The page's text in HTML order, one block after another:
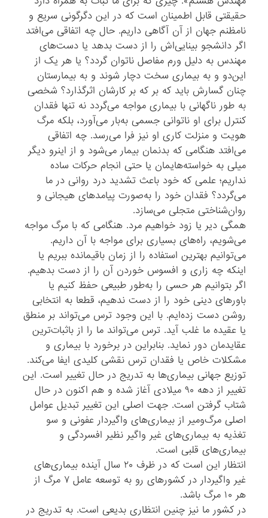
حقیقتی قابل اطمینان است که در این دگرگونی سریع و
نامظنم جهان از آن آگاهی داریم. حال چه اتفاقی می‌افتد
اگر دانشجو بینایی‌اش را از دست بدهد یا دست‌های
مهندس به دلیل ورم مفاصل ناتوان گردد؟ یا هر یک از
این‌دو و به بیماری سخت دچار شوند و به بیمارستان
چنان گسارش باید که بر که بر کارشان اثرگذارد؟ شخصی
به طور ناگهانی با بیماری مواجه می‌گردد نه تنها فقدان
کنترل برای او ناتوانی جسمی به‌بار می‌آورد، بلکه مرگ
هویت و منزلت کاری او نیز فرا می‌رسد. چه اتفاقی
می‌افتد هنگامی که بدنمان بیمار می‌شود و از اینرو دیگر
میلی به خواسته‌هایمان یا حتی انجام حرکات ساده
نداریم؛ علمی که خود باعث تشدید درد روانی در ما
می‌گردد؟ فقدان خود را به‌صورت پیامد‌های هیجانی و
روان‌شناختی متجلی می‌سازد.
همگی دیر یا زود خواهیم مرد. هنگامی که با مرگ مواجه
می‌شویم، راه‌های بسیاری برای مواجه با آن داریم.
می‌توانیم بهترین استفاده را از زمان باقیمانده ببریم یا
اینکه چه زاری و افسوس خوردن آن را از دست بدهیم.
اگر بتوانیم هر حسی را به‌طور طبیعی حفظ کنیم یا
باورهای دینی خود را از دست ندهیم، قطعا به انتخابی
روشن دست زده‌ایم. با این وجود ترس می‌تواند بر منطق
یا عقیده ما غلب آید. ترس می‌تواند ما را از باثبات‌ترین
عقایدمان دور نماید. بنابراین در برخورد با بیماری و
مشکلات خاص یا فقدان ترس نقشی کلیدی ایفا می‌کند.
توزیع جهانی بیماری‌ها به تدریج در حال تغییر است. این
تغییر از دهه ۹۰ میلادی آغاز شده و هم اکنون در حال
شتاب گرفتن است. جهت اصلی این تغییر تبدیل عوامل
اصلی مرگ‌و‌میر از بیماری‌های واگیردار عفونی و سو
تغذیه به بیماری‌های غیر واگیر نظیر افسردگی و
بیماری‌های قلبی است.
انتظار این است که در ظرف ۲۰ سال آینده بیماری‌های
غیر واگیردار در کشورهای رو به توسعه عامل ۷ مرگ از
هر ۱۰ مرگ باشد.
در کشور ما نیز چنین انتظاری بدیعی است. به تدریج در